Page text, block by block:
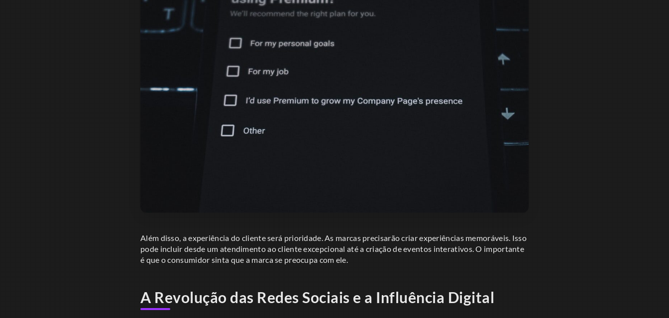
Além disso, a experiência do cliente será prioridade. As marcas precisarão criar experiências memoráveis. Isso
pode incluir desde um atendimento ao cliente excepcional até a criação de eventos interativos. O importante
é que o consumidor sinta que a marca se preocupa com ele.
A Revolução das Redes Sociais e a Influência Digital